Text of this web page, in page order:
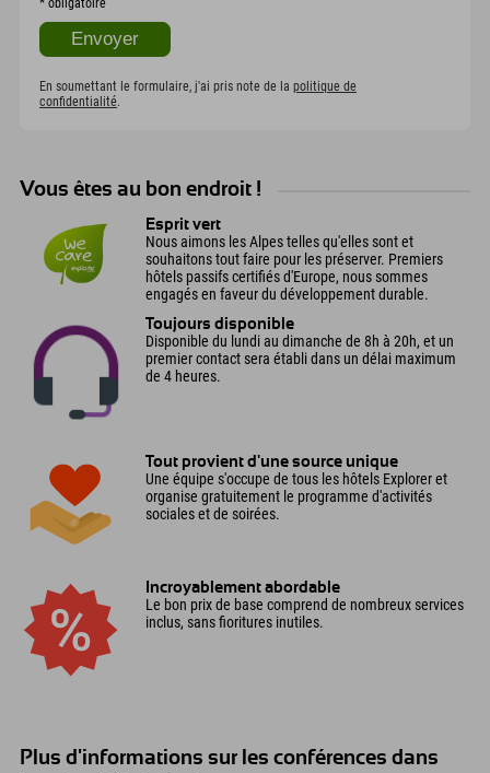
* obligatoire
En soumettant le formulaire, j'ai pris note de la politique de
confidentialité.
Vous êtes au bon endroit !
Esprit vert
Nous aimons les Alpes telles qu'elles sont et
souhaitons tout faire pour les préserver. Premiers
hôtels passifs certifiés d'Europe, nous sommes
engagés en faveur du développement durable.
Toujours disponible
Disponible du lundi au dimanche de 8h à 20h, et un
premier contact sera établi dans un délai maximum
de 4 heures.
Tout provient d'une source unique
Une équipe s'occupe de tous les hôtels Explorer et
organise gratuitement le programme d'activités
sociales et de soirées.
Incroyablement abordable
Le bon prix de base comprend de nombreux services
inclus, sans fioritures inutiles.
Plus d'informations sur les conférences dans